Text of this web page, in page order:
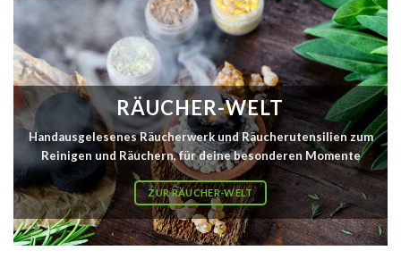
RÄUCHER-WELT
Handausgelesenes Räucherwerk und Räucherutensilien zum
Reinigen und Räuchern, für deine besonderen Momente
ZUR RÄUCHER-WELT